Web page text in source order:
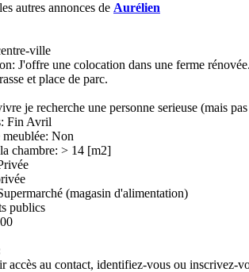
autres annonces de Aurélien
ville
J'offre une colocation dans une ferme
et place de parc.
je recherche une personne serieuse (mais
Fin Avril
meublée: Non
chambre: > 14 [m2]
(magasin d'alimentation)
publics
accès au contact, identifiez-vous ou inscrivez-